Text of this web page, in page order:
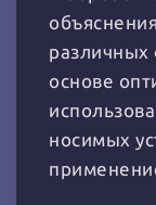
различных
основе
носимых